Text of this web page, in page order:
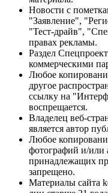
Новости с
"Заявление",
"Тест-драйв",
правах рекламы.
Раздел
коммерческими
Любое
другое
ссылку на
воспрещается.
Владелец веб-
является автор
Любое
фотографий и/или
принадлежащих
запрещено.
Материалы сайта